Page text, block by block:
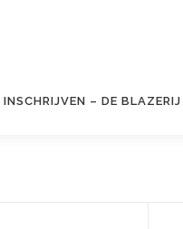
INSCHRIJVEN – DE BLAZERIJ